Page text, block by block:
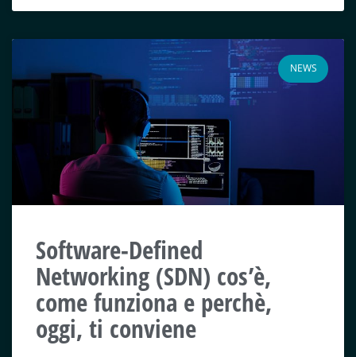
NEWS
Software-Defined
Networking (SDN) cos’è,
come funziona e perchè,
oggi, ti conviene